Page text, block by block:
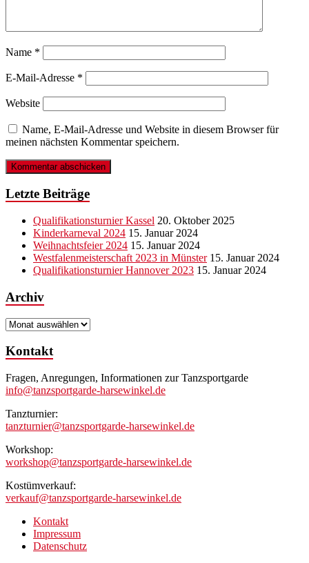
Name *
E-Mail-Adresse *
Website
Name, E-Mail-Adresse und Website in diesem Browser für
meinen nächsten Kommentar speichern.
Letzte Beiträge
Qualifikationsturnier Kassel 20. Oktober 2025
Kinderkarneval 2024 15. Januar 2024
Weihnachtsfeier 2024 15. Januar 2024
Westfalenmeisterschaft 2023 in Münster 15. Januar 2024
Qualifikationsturnier Hannover 2023 15. Januar 2024
Archiv
Archiv
Kontakt
Fragen, Anregungen, Informationen zur Tanzsportgarde
info@tanzsportgarde-harsewinkel.de
Tanzturnier:
tanzturnier@tanzsportgarde-harsewinkel.de
Workshop:
workshop@tanzsportgarde-harsewinkel.de
Kostümverkauf:
verkauf@tanzsportgarde-harsewinkel.de
Kontakt
Impressum
Datenschutz